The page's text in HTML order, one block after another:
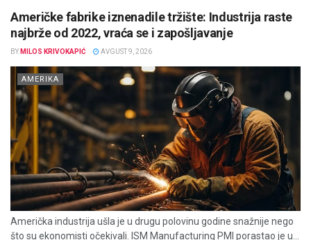
Američke fabrike iznenadile tržište: Industrija raste
najbrže od 2022, vraća se i zapošljavanje
BY MILOS KRIVOKAPIĆ AVGUST 9, 2026
AMERIKA
Američka industrija ušla je u drugu polovinu godine snažnije nego
što su ekonomisti očekivali. ISM Manufacturing PMI porastao je u...